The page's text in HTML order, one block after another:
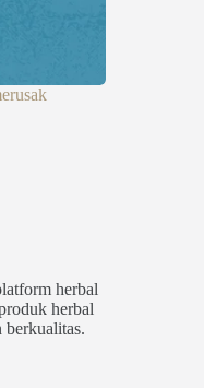
herbal
herbal
berkualitas.